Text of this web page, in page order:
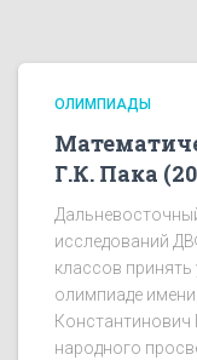
ОЛИМПИАДЫ
Г.К. Пака
исследований
классов
олимпиаде имени
народного